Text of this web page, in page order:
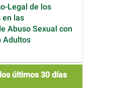
Legal de los
en las
Abuso Sexual con
Adultos
últimos 30 días